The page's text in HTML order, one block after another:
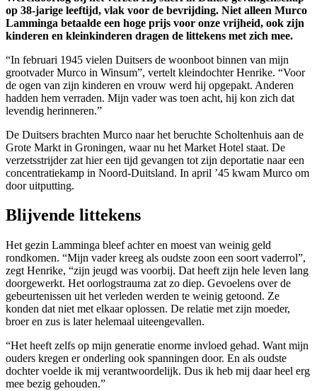
op 38-jarige leeftijd, vlak voor de bevrijding. Niet alleen Murco
Lamminga betaalde een hoge prijs voor onze vrijheid, ook zijn
kinderen en kleinkinderen dragen de littekens met zich mee.
“In februari 1945 vielen Duitsers de woonboot binnen van mijn
grootvader Murco in Winsum”, vertelt kleindochter Henrike. “Voor
de ogen van zijn kinderen en vrouw werd hij opgepakt. Anderen
hadden hem verraden. Mijn vader was toen acht, hij kon zich dat
levendig herinneren.”
De Duitsers brachten Murco naar het beruchte Scholtenhuis aan de
Grote Markt in Groningen, waar nu het Market Hotel staat. De
verzetsstrijder zat hier een tijd gevangen tot zijn deportatie naar een
concentratiekamp in Noord-Duitsland. In april ’45 kwam Murco om
door uitputting.
Blijvende littekens
Het gezin Lamminga bleef achter en moest van weinig geld
rondkomen. “Mijn vader kreeg als oudste zoon een soort vaderrol”,
zegt Henrike, “zijn jeugd was voorbij. Dat heeft zijn hele leven lang
doorgewerkt. Het oorlogstrauma zat zo diep. Gevoelens over de
gebeurtenissen uit het verleden werden te weinig getoond. Ze
konden dat niet met elkaar oplossen. De relatie met zijn moeder,
broer en zus is later helemaal uiteengevallen.
“Het heeft zelfs op mijn generatie enorme invloed gehad. Want mijn
ouders kregen er onderling ook spanningen door. En als oudste
dochter voelde ik mij verantwoordelijk. Dus ik heb mij daar heel erg
mee bezig gehouden.”